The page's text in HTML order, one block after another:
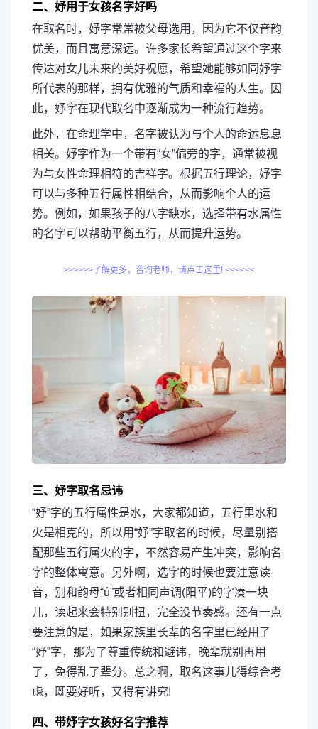
二、妤用于女孩名字好吗
在取名时，妤字常常被父母选用，因为它不仅音韵
优美，而且寓意深远。许多家长希望通过这个字来
传达对女儿未来的美好祝愿，希望她能够如同妤字
所代表的那样，拥有优雅的气质和幸福的人生。因
此，妤字在现代取名中逐渐成为一种流行趋势。
此外，在命理学中，名字被认为与个人的命运息息
相关。妤字作为一个带有“女”偏旁的字，通常被视
为与女性命理相符的吉祥字。根据五行理论，妤字
可以与多种五行属性相结合，从而影响个人的运
势。例如，如果孩子的八字缺水，选择带有水属性
的名字可以帮助平衡五行，从而提升运势。
>>>>>>了解更多，咨询老师，请点击这里! <<<<<<
三、妤字取名忌讳
“妤”字的五行属性是水，大家都知道，五行里水和
火是相克的，所以用“妤”字取名的时候，尽量别搭
配那些五行属火的字，不然容易产生冲突，影响名
字的整体寓意。另外啊，选字的时候也要注意读
音，别和韵母“ú”或者相同声调(阳平)的字凑一块
儿，读起来会特别别扭，完全没节奏感。还有一点
要注意的是，如果家族里长辈的名字里已经用了
“妤”字，那为了尊重传统和避讳，晚辈就别再用
了，免得乱了辈分。总之啊，取名这事儿得综合考
虑，既要好听，又得有讲究!
四、带妤字女孩好名字推荐